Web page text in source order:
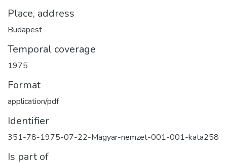
Place, address
Budapest
Temporal coverage
1975
Format
application/pdf
Identifier
351-78-1975-07-22-Magyar-nemzet-001-001-kata258
Is part of